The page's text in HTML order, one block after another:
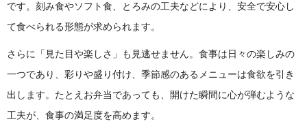
です。刻み食やソフト食、とろみの工夫などにより、安全で安心し
て食べられる形態が求められます。
さらに「見た目や楽しさ」も見逃せません。食事は日々の楽しみの
一つであり、彩りや盛り付け、季節感のあるメニューは食欲を引き
出します。たとえお弁当であっても、開けた瞬間に心が弾むような
工夫が、食事の満足度を高めます。